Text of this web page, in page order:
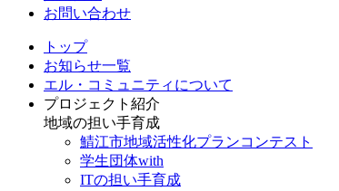
お問い合わせ
トップ
お知らせ一覧
エル・コミュニティについて
プロジェクト紹介
地域の担い手育成
鯖江市地域活性化プランコンテスト
学生団体with
ITの担い手育成